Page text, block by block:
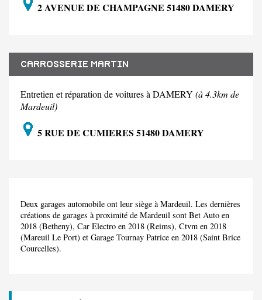
2 AVENUE DE CHAMPAGNE 51480 DAMERY
CARROSSERIE MARTIN
Entretien et réparation de voitures à DAMERY (à 4.3km de
Mardeuil)
5 RUE DE CUMIERES 51480 DAMERY
Deux garages automobile ont leur siège à Mardeuil. Les dernières
créations de garages à proximité de Mardeuil sont Bet Auto en
2018 (Betheny), Car Electro en 2018 (Reims), Ctvm en 2018
(Mareuil Le Port) et Garage Tournay Patrice en 2018 (Saint Brice
Courcelles).